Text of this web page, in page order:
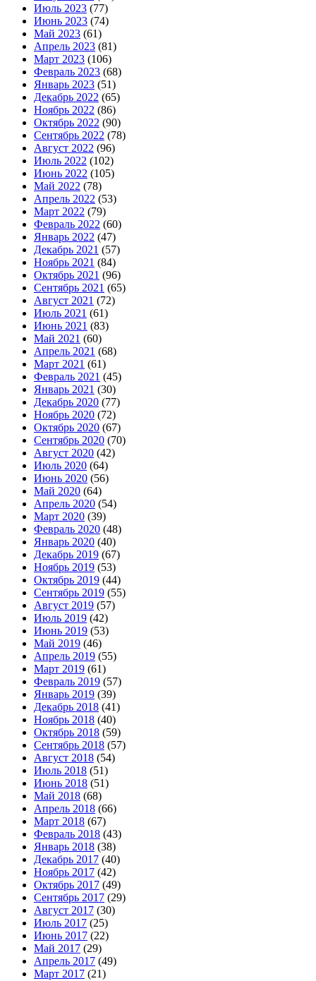
Июль 2023 (77)
Июнь 2023 (74)
Май 2023 (61)
Апрель 2023 (81)
Март 2023 (106)
Февраль 2023 (68)
Январь 2023 (51)
Декабрь 2022 (65)
Ноябрь 2022 (86)
Октябрь 2022 (90)
Сентябрь 2022 (78)
Август 2022 (96)
Июль 2022 (102)
Июнь 2022 (105)
Май 2022 (78)
Апрель 2022 (53)
Март 2022 (79)
Февраль 2022 (60)
Январь 2022 (47)
Декабрь 2021 (57)
Ноябрь 2021 (84)
Октябрь 2021 (96)
Сентябрь 2021 (65)
Август 2021 (72)
Июль 2021 (61)
Июнь 2021 (83)
Май 2021 (60)
Апрель 2021 (68)
Март 2021 (61)
Февраль 2021 (45)
Январь 2021 (30)
Декабрь 2020 (77)
Ноябрь 2020 (72)
Октябрь 2020 (67)
Сентябрь 2020 (70)
Август 2020 (42)
Июль 2020 (64)
Июнь 2020 (56)
Май 2020 (64)
Апрель 2020 (54)
Март 2020 (39)
Февраль 2020 (48)
Январь 2020 (40)
Декабрь 2019 (67)
Ноябрь 2019 (53)
Октябрь 2019 (44)
Сентябрь 2019 (55)
Август 2019 (57)
Июль 2019 (42)
Июнь 2019 (53)
Май 2019 (46)
Апрель 2019 (55)
Март 2019 (61)
Февраль 2019 (57)
Январь 2019 (39)
Декабрь 2018 (41)
Ноябрь 2018 (40)
Октябрь 2018 (59)
Сентябрь 2018 (57)
Август 2018 (54)
Июль 2018 (51)
Июнь 2018 (51)
Май 2018 (68)
Апрель 2018 (66)
Март 2018 (67)
Февраль 2018 (43)
Январь 2018 (38)
Декабрь 2017 (40)
Ноябрь 2017 (42)
Октябрь 2017 (49)
Сентябрь 2017 (29)
Август 2017 (30)
Июль 2017 (25)
Июнь 2017 (22)
Май 2017 (29)
Апрель 2017 (49)
Март 2017 (21)